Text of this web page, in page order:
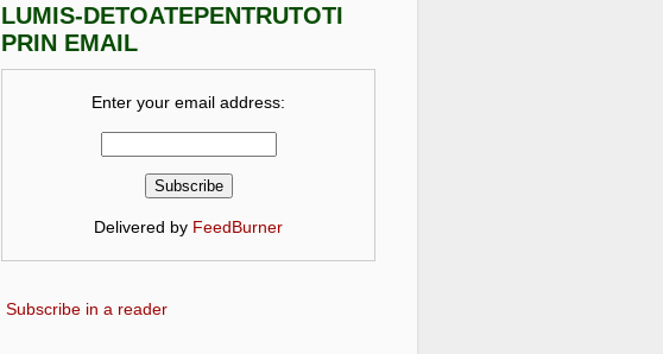
LUMIS-DETOATEPENTRUTOTI
PRIN EMAIL
Enter your email address:
Delivered by FeedBurner
Subscribe in a reader